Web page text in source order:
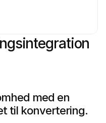
med en
til konvertering.